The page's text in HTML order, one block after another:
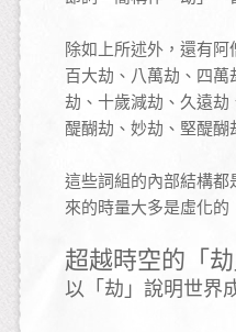
除如上所述外，還有
百大劫、八萬劫、四
劫、十歲減劫、久遠
醍醐劫、妙劫、堅醍醐
這些詞組的內部結構
來的時量大多是虛化
超越時空的「
以「劫」說明世界